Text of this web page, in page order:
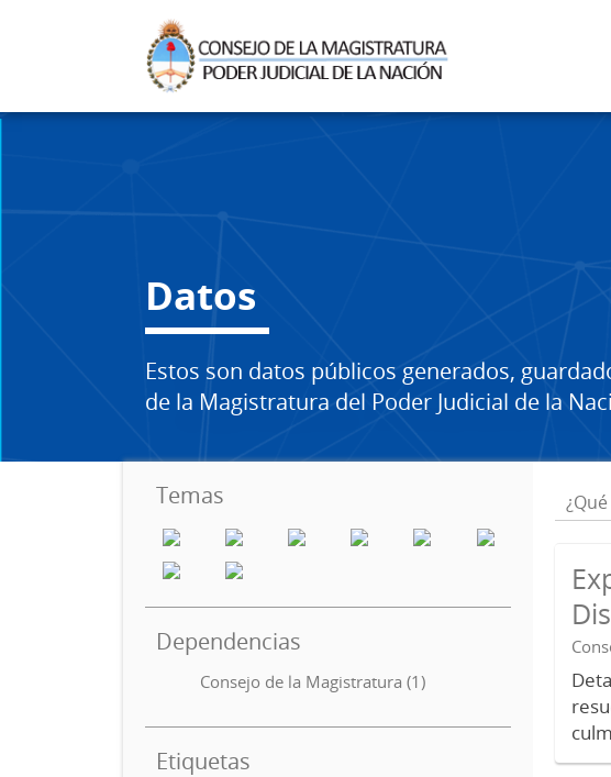
Datos
Estos son datos públicos generados,
de la Magistratura del Poder Judicial de la
Temas
Dependencias
Consejo de la Magistratura (1)
Etiquetas